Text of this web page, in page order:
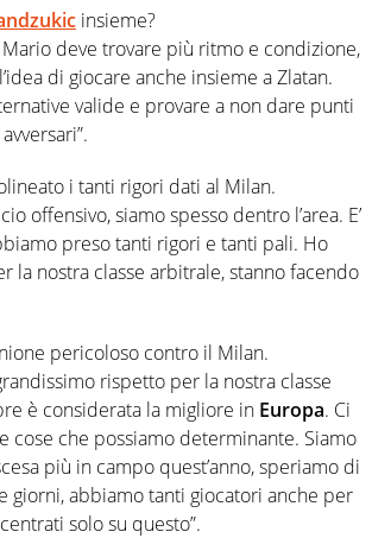
insieme?
Mario deve trovare più ritmo e condizione,
di giocare anche insieme a Zlatan.
valide e provare a non dare punti
i tanti rigori dati al Milan.
offensivo, siamo spesso dentro l’area. E’
preso tanti rigori e tanti pali. Ho
la nostra classe arbitrale, stanno facendo
pericoloso contro il Milan.
rispetto per la nostra classe
è considerata la migliore in Europa. Ci
cose che possiamo determinante. Siamo
più in campo quest’anno, speriamo di
giorni, abbiamo tanti giocatori anche per
solo su questo”.